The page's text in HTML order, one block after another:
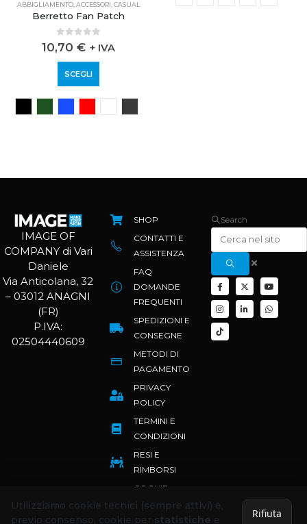
ABBIGLIAMENTO, ACCESSORI CASUAL
Berretto Fan Patch
0out of 5
10,70 € + IVA
SCEGLI
ABBIGLIAMENTO,ACCESSORI ,CASUAL
IMAGE OF
COMPANY di Vari
Daniele
Via Anticolana, 32
– 03012 ANAGNI
(FR)
P.IVA:
02504440609
SHOP
CONTATTI E
ASSISTENZA
FAQ
DOMANDE
FREQUENTI
SPEDIZIONI E
CONSEGNE
METODI DI
PAGAMENTO
PRIVACY
POLICY
TERMINI E
CONDIZIONI
RESI E
RIMBORSI
COOKIE
POLICY
Search
Utilizziamo cookie tecnici (sempre attivi) e,
previo consenso, cookie per statistiche e Rifiuta